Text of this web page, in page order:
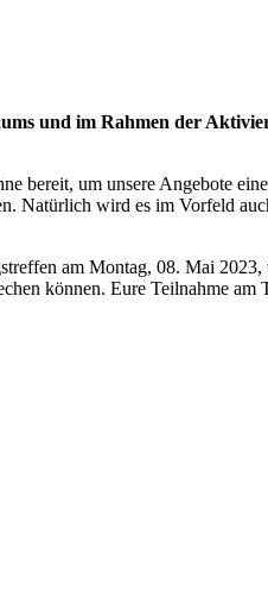
und im Rahmen der
bereit, um unsere Angebote
Natürlich wird es im Vorfeld
am Montag, 08. Mai
können. Eure Teilnahme am